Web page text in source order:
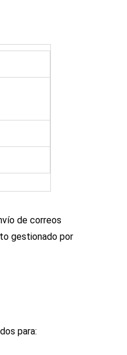
de correos
gestionado por
para: